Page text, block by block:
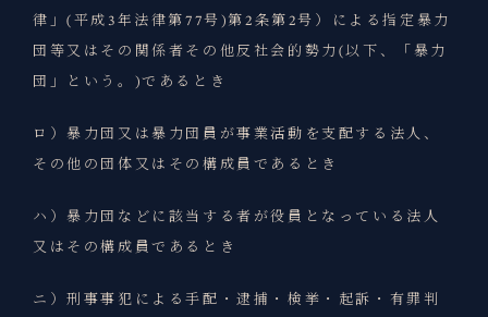
律」(平成3年法律第77号)第2条第2号）による指定暴力
団等又はその関係者その他反社会的勢力(以下、「暴力
団」という。)であるとき
ロ）暴力団又は暴力団員が事業活動を支配する法人、
その他の団体又はその構成員であるとき
ハ）暴力団などに該当する者が役員となっている法人
又はその構成員であるとき
ニ）刑事事犯による手配・逮捕・検挙・起訴・有罪判